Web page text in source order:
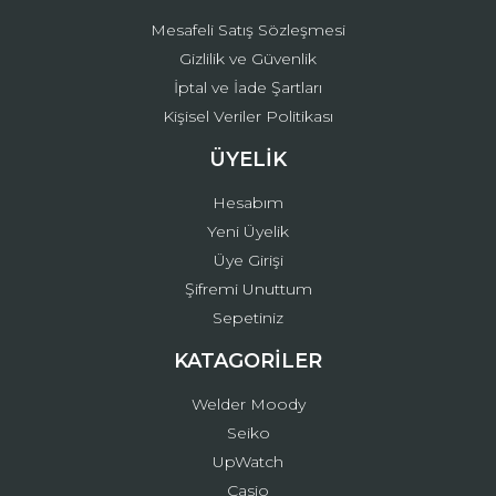
Mesafeli Satış Sözleşmesi
Gizlilik ve Güvenlik
İptal ve İade Şartları
Kişisel Veriler Politikası
ÜYELİK
Hesabım
Yeni Üyelik
Üye Girişi
Şifremi Unuttum
Sepetiniz
KATAGORİLER
Welder Moody
Seiko
UpWatch
Casio